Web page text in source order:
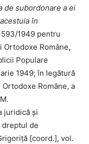
de subordonare a ei
în
1949 pentru
Române,
Populare
1949; în legătură
Române, a
juridică și
dreptul de
[coord.], vol.